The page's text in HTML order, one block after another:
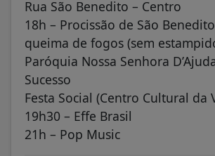
Rua São Benedito – Centro
18h – Procissão de São
queima de fogos (sem
Paróquia Nossa Senhora
Sucesso
Festa Social (Centro Cultural da
19h30 – Effe Brasil
21h – Pop Music